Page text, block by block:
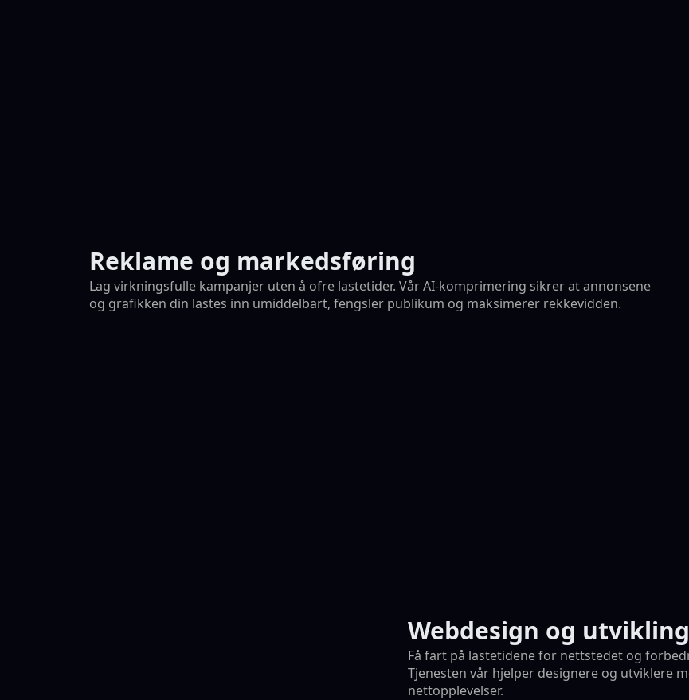
Reklame og markedsføring
Lag virkningsfulle kampanjer uten å ofre lastetider. Vår AI-komprimering sikrer at annonsene
og grafikken din lastes inn umiddelbart, fengsler publikum og maksimerer rekkevidden.
Webdesign og utvikling
Få fart på lastetidene for nettstedet og
Tjenesten vår hjelper designere og utviklere
nettopplevelser.